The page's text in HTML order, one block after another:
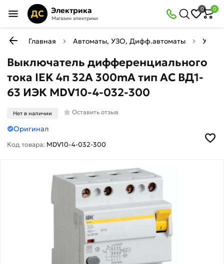
ДС Электрика
Магазин электрики
0 0
Главная Автоматы, УЗО, Дифф.автоматы УЗО
Выключатель дифференциального
тока IEK 4п 32A 300mA тип AC ВД1-
63 ИЭК MDV10-4-032-300
Нет в наличии Оставить отзыв
Оригинал
Код товара: MDV10-4-032-300